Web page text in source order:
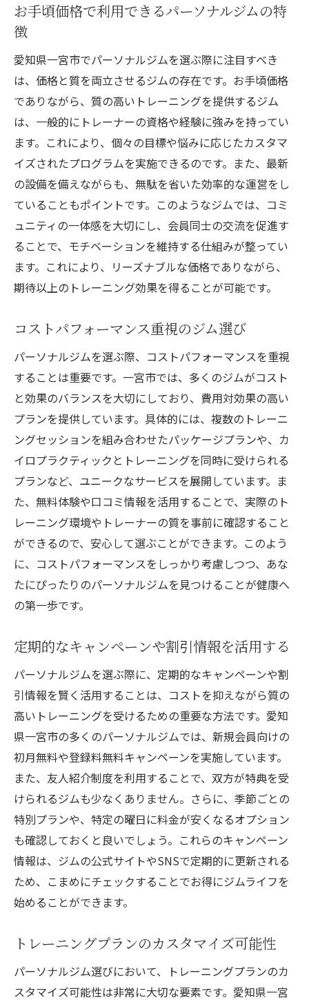
トレーナーとの相性を見極める方法
フィードバックを受けやすいジムの特長
初心者向けのサポート体制を確認
地元密着型パーソナルジムの魅力と愛知県一宮
市での活用法
地域社会と連携したフィットネス活動
地元のイベント参加でジムをより活用する
地域特有のトレーニングメニュー
地元トレーナーによるカスタマイズ指導
パーソナルジムの地域貢献事例
地元の健康維持コミュニティと連携
のコツ
目標達成に向けたトレーニングプラン
個々の進捗に応じた柔軟な対応の重要性
モチベーションを維持するためのアドバイ
ス
フィードバックと改善を重ねる重要性
目標達成後の継続的サポート体制
愛知県一宮市で質の高いパーソナルジムを見つ
ける方法
口コミや評判を活用した情報収集
実際に足を運んでジムの雰囲気を確認
トレーナーの資格や経験をチェックする
サポート体制の充実度を確認
地域密着型ジム選びのポイント
パーソナルジム初心者必見！愛知県一宮市での
ジム選びのポイント
初心者がパーソナルジムを選ぶ基準
安心して始められる環境とは
個別指導の効果と重要性
初回体験を最大限に活用する方法
トレーナーとの信頼関係構築の仕方
初めてのジムでの注意点と心得
効率的に健康を目指す！愛知県一宮市のおすす
めパーソナルジム
忙しい人に向けた短時間でも効果的なプラ
一人ひとりに合った健康管理方法
お手頃価格で利用できるパーソナルジムの特
徴
愛知県一宮市でパーソナルジムを選ぶ際に注目すべき
は、価格と質を両立させるジムの存在です。お手頃価格
でありながら、質の高いトレーニングを提供するジム
は、一般的にトレーナーの資格や経験に強みを持ってい
ます。これにより、個々の目標や悩みに応じたカスタマ
イズされたプログラムを実施できるのです。また、最新
の設備を備えながらも、無駄を省いた効率的な運営をし
ていることもポイントです。このようなジムでは、コミ
ュニティの一体感を大切にし、会員同士の交流を促進す
ることで、モチベーションを維持する仕組みが整ってい
ます。これにより、リーズナブルな価格でありながら、
期待以上のトレーニング効果を得ることが可能です。
コストパフォーマンス重視のジム選び
パーソナルジムを選ぶ際、コストパフォーマンスを重視
することは重要です。一宮市では、多くのジムがコスト
と効果のバランスを大切にしており、費用対効果の高い
プランを提供しています。具体的には、複数のトレーニ
ングセッションを組み合わせたパッケージプランや、カ
イロプラクティックとトレーニングを同時に受けられる
プランなど、ユニークなサービスを展開しています。ま
た、無料体験や口コミ情報を活用することで、実際のト
レーニング環境やトレーナーの質を事前に確認すること
ができるので、安心して選ぶことができます。このよう
に、コストパフォーマンスをしっかり考慮しつつ、あな
たにぴったりのパーソナルジムを見つけることが健康へ
の第一歩です。
定期的なキャンペーンや割引情報を活用する
パーソナルジムを選ぶ際に、定期的なキャンペーンや割
引情報を賢く活用することは、コストを抑えながら質の
高いトレーニングを受けるための重要な方法です。愛知
県一宮市の多くのパーソナルジムでは、新規会員向けの
初月無料や登録料無料キャンペーンを実施しています。
また、友人紹介制度を利用することで、双方が特典を受
けられるジムも少なくありません。さらに、季節ごとの
特別プランや、特定の曜日に料金が安くなるオプション
も確認しておくと良いでしょう。これらのキャンペーン
情報は、ジムの公式サイトやSNSで定期的に更新される
ため、こまめにチェックすることでお得にジムライフを
始めることができます。
トレーニングプランのカスタマイズ可能性
パーソナルジム選びにおいて、トレーニングプランのカ
スタマイズ可能性は非常に大切な要素です。愛知県一宮